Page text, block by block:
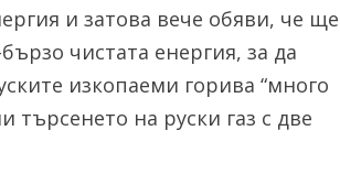
и затова вече обяви, че ще
чистата енергия, за да
изкопаеми горива “много
търсенето на руски газ с две